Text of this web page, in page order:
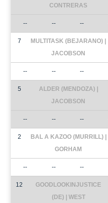
CONTRERAS
-- -- --
7
MULTITASK (BEJARANO) |
JACOBSON
-- -- --
5
ALDER (MENDOZA) |
JACOBSON
-- -- --
2
BAL A KAZOO (MURRILL) |
GORHAM
-- -- --
12
GOODLOOKINJUSTICE
(DE) | WEST